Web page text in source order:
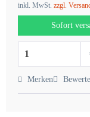
inkl. MwSt. zzgl.
Sofort
Merken